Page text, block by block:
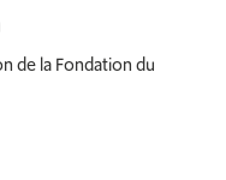
de la Fondation du